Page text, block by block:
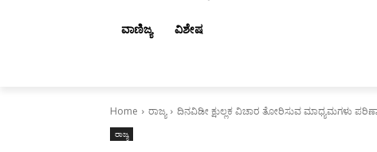
ವಾಣಿಜ್ಯ ವಿಶೇಷ
Home ರಾಜ್ಯ ದಿನವಿಡೀ ಕ್ಷುಲ್ಲಕ ವಿಚಾರ ತೋರಿಸುವ ಮಾಧ್ಯಮಗಳು
ರಾಜ್ಯ